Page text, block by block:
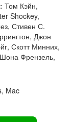
Том Кэйн,
Shockey,
, Стивен С.
, Джон
, Скотт Минних,
Шона Френзель,
Mac